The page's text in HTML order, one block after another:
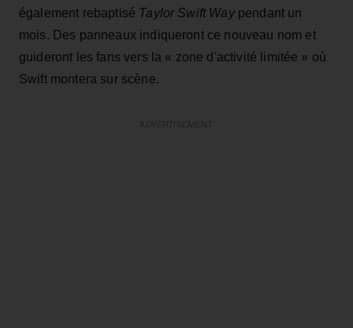
également rebaptisé Taylor Swift Waypendant un
mois. Des panneaux indiqueront ce nouveau nom et
guideront les fans vers la « zone d'activité limitée » où
Swift montera sur scène.